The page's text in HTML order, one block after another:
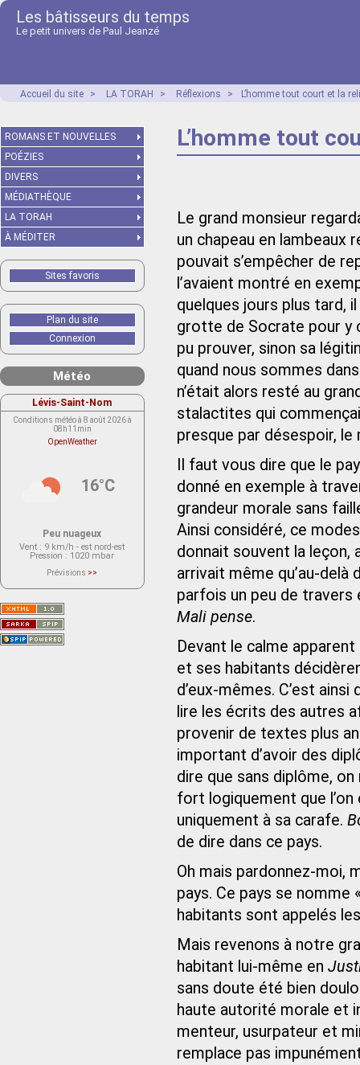
Les bâtisseurs du temps
Le petit univers de Paul Jeanzé
Accueil du site > LA TORAH > Réflexions > L’homme tout court et la
L’homme tout
Le grand monsieur
un chapeau en
pouvait s’empêcher de
l’avaient montré en
quelques jours plus tard,
grotte de Socrate pour y
pu prouver, sinon sa
quand nous sommes
n’était alors resté au
stalactites qui
presque par désespoir, le
Il faut vous dire que le
donné en exemple à
grandeur morale sans
Ainsi considéré, ce
donnait souvent la leçon,
arrivait même qu’au-
parfois un peu de
Mali pense.
Devant le calme
et ses habitants
d’eux-mêmes. C’est
lire les écrits des autres
provenir de textes plus
important d’avoir des
dire que sans diplôme,
fort logiquement que
uniquement à sa carafe.
de dire dans ce pays.
Oh mais pardonnez-moi,
pays. Ce pays se nomme
habitants sont appelés
Mais revenons à notre
habitant lui-même en
sans doute été bien
haute autorité morale et
menteur, usurpateur et
remplace pas
ROMANS ET NOUVELLES
POÉZIES
DIVERS
MÉDIATHÈQUE
LA TORAH
À MÉDITER
Sites favoris
Plan du site
Connexion
Météo
Lévis-Saint-Nom
Conditions météo à 8 août 2026 à
08h11min
OpenWeather
16°C
Peu nuageux
Vent : 9 km/h - est nord-est
Pression : 1020 mbar
Prévisions >>
actuellement aucune prévision
Saint-Nom.
Veuillez consulter le message du
service ci-dessous.
(401 - Invalid API key. Please see
https://openweathermap.org/faq#error401